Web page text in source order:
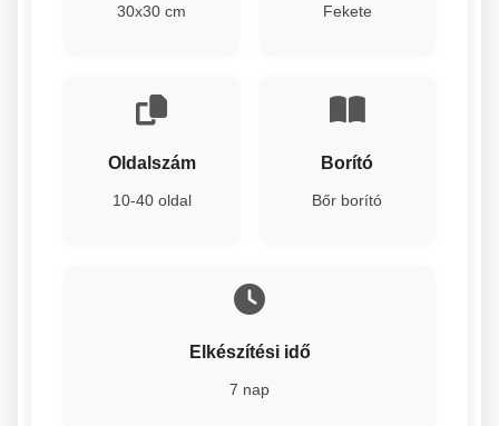
30x30 cm Fekete
Oldalszám
10-40 oldal
Borító
Bőr borító
Elkészítési idő
7 nap